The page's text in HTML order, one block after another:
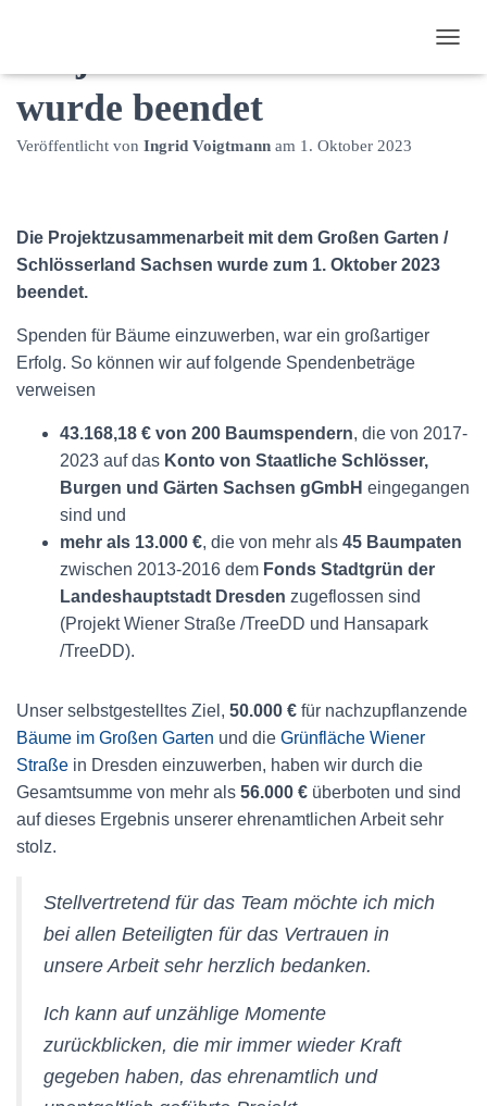
A
N
E
wurde beendet
Veröffentlicht von Ingrid Voigtmann am 1. Oktober 2023
Die Projektzusammenarbeit mit dem Großen Garten /
Schlösserland Sachsen wurde zum 1. Oktober 2023
beendet.
Spenden für Bäume einzuwerben, war ein großartiger
Erfolg. So können wir auf folgende Spendenbeträge
verweisen
43.168,18 € von 200 Baumspendern, die von 2017-
2023 auf das Konto von Staatliche Schlösser,
Burgen und Gärten Sachsen gGmbH eingegangen
sind und
mehr als 13.000 €, die von mehr als 45 Baumpaten
zwischen 2013-2016 dem Fonds Stadtgrün der
Landeshauptstadt Dresden zugeflossen sind
(Projekt Wiener Straße /TreeDD und Hansapark
/TreeDD).
Unser selbstgestelltes Ziel, 50.000 € für nachzupflanzende
Bäume im Großen Garten und die Grünfläche Wiener
Straße in Dresden einzuwerben, haben wir durch die
Gesamtsumme von mehr als 56.000 € überboten und sind
auf dieses Ergebnis unserer ehrenamtlichen Arbeit sehr
stolz.
Stellvertretend für das Team möchte ich mich
bei allen Beteiligten für das Vertrauen in
unsere Arbeit sehr herzlich bedanken.
Ich kann auf unzählige Momente
zurückblicken, die mir immer wieder Kraft
gegeben haben, das ehrenamtlich und